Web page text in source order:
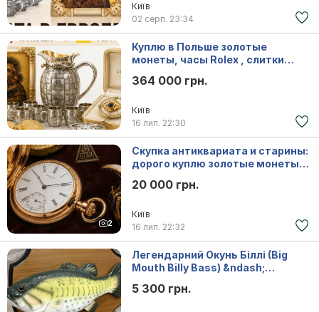
Київ
02 серп. 23:34
Куплю в Польше золотые
монеты, часы Rolex , слитки
364 000 грн.
Київ
16 лип. 22:30
2
Скупка антиквариата и старины:
дорого куплю золотые монеты,
антиквариат, раритет.
20 000 грн.
Київ
16 лип. 22:32
Легендарний Окунь Біллі (Big
Mouth Billy Bass) &ndash;
5 300 грн.